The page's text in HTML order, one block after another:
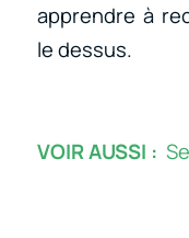
apprendre à
le dessus.
VOIR AUSSI :